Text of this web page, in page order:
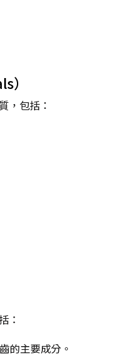
）
，包括：
：
的主要成分。